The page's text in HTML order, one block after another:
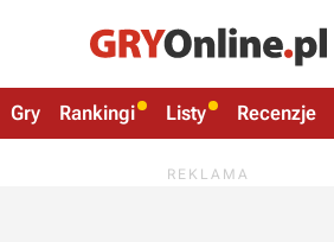
Gry Rankingi Listy Recenzje